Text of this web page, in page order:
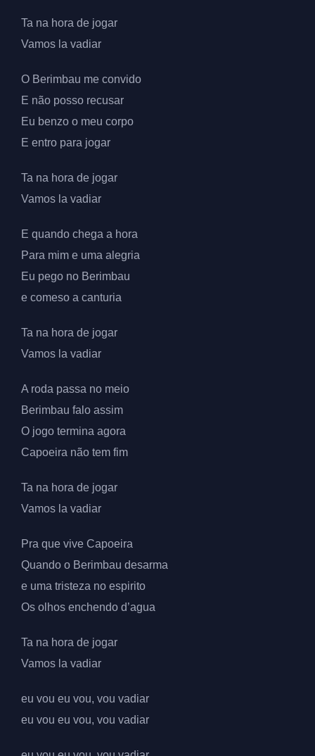
Ta na hora de jogar
Vamos la vadiar
O Berimbau me convido
E não posso recusar
Eu benzo o meu corpo
E entro para jogar
Ta na hora de jogar
Vamos la vadiar
E quando chega a hora
Para mim e uma alegria
Eu pego no Berimbau
e comeso a canturia
Ta na hora de jogar
Vamos la vadiar
A roda passa no meio
Berimbau falo assim
O jogo termina agora
Capoeira não tem fim
Ta na hora de jogar
Vamos la vadiar
Pra que vive Capoeira
Quando o Berimbau desarma
e uma tristeza no espirito
Os olhos enchendo d’agua
Ta na hora de jogar
Vamos la vadiar
eu vou eu vou, vou vadiar
eu vou eu vou, vou vadiar